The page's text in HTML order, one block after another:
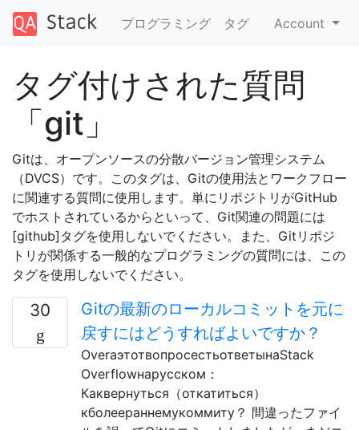
プログラミング タグ Account
タグ付けされた質問
「git」
Gitは、オープンソースの分散バージョン管理システム
（DVCS）です。このタグは、Gitの使用法とワークフロー
に関連する質問に使用します。単にリポジトリがGitHub
でホストされているからといって、Git関連の問題には
[github]タグを使用しないでください。また、Gitリポジ
トリが関係する一般的なプログラミングの質問には、この
タグを使用しないでください。
30
Gitの最新のローカルコミットを元に
戻すにはどうすればよいですか？
OverаэтотвопросестьответынаStack
Overflowнарусском：
Каквернуться（откатиться）
кболеераннемукоммиту？ 間違ったファイ